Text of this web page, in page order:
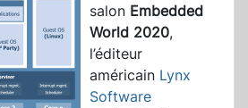
salon Embedded
World 2020,
l’éditeur
américain Lynx
Software